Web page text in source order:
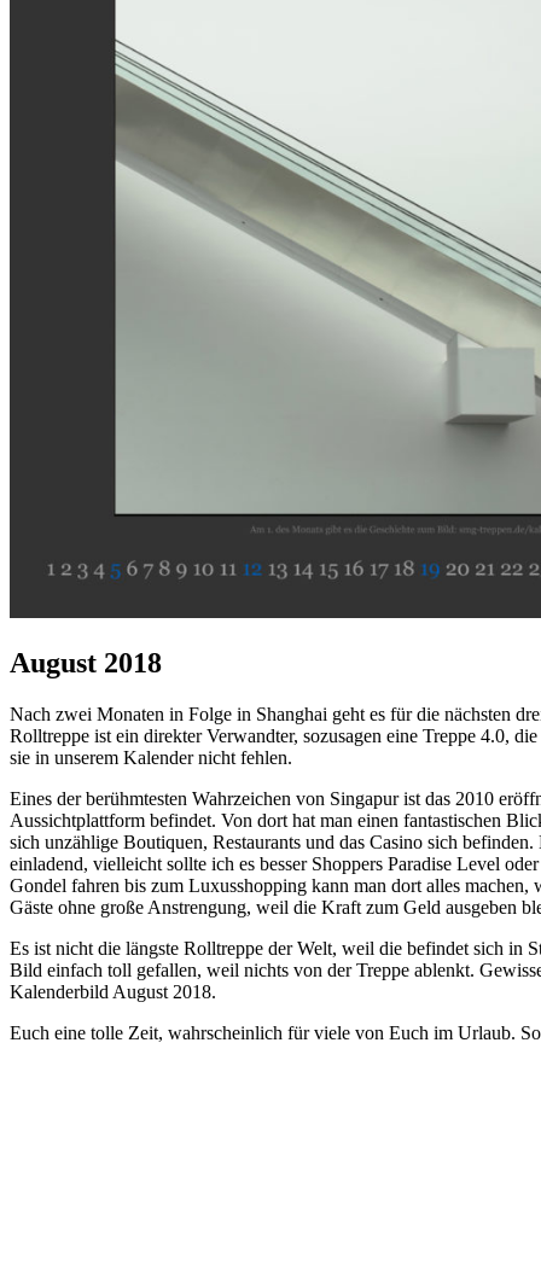
August 2018
Nach zwei Monaten in Folge in Shanghai geht es für die nächsten
Rolltreppe ist ein direkter Verwandter, sozusagen eine Treppe 4.0,
sie in unserem Kalender nicht fehlen.
Eines der berühmtesten Wahrzeichen von Singapur ist das 2010
Aussichtplattform befindet. Von dort hat man einen fantastischen
sich unzählige Boutiquen, Restaurants und das Casino sich
einladend, vielleicht sollte ich es besser Shoppers Paradise Level
Gondel fahren bis zum Luxusshopping kann man dort alles
Gäste ohne große Anstrengung, weil die Kraft zum Geld ausgeben
Es ist nicht die längste Rolltreppe der Welt, weil die befindet sich in
Bild einfach toll gefallen, weil nichts von der Treppe ablenkt.
Kalenderbild August 2018.
Euch eine tolle Zeit, wahrscheinlich für viele von Euch im Urlaub.